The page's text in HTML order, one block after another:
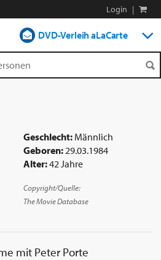
Login |
DVD-Verleih aLaCarte
Geschlecht: Männlich
Geboren:29.03.1984
Alter:42 Jahre
Copyright/Quelle:
The Movie Database
mitPeter Porte